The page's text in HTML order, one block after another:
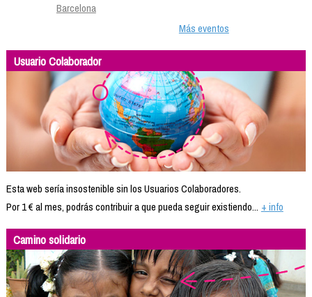
Barcelona
Más eventos
Usuario Colaborador
Esta web sería insostenible sin los Usuarios Colaboradores.
Por 1 € al mes, podrás contribuir a que pueda seguir existiendo... + info
Camino solidario